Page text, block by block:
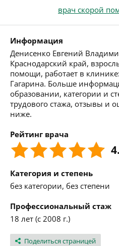
врач скорой
Информация
Денисенко Евгений
Краснодарский край,
помощи, работает в
Гагарина. Больше
образовании, категории и
трудового стажа, отзывы и
ниже.
Рейтинг врача
Категория и степень
без категории, без степени
Профессиональный стаж
18 лет (с 2008 г.)
Поделиться страницей